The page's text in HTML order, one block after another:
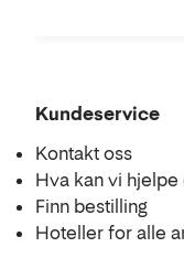
Kundeservice
Kontakt oss
Hva kan vi hjelpe
Finn bestilling
Hoteller for alle